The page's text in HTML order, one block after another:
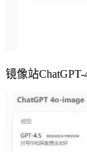
镜像站